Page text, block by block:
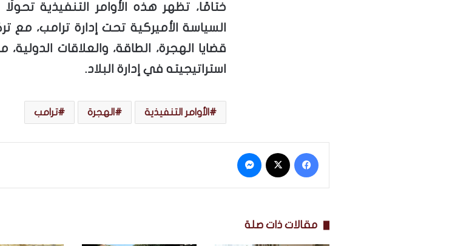
ختامًا، تظهر هذه الأوامر التنفيذية
السياسة الأميركية تحت إدارة ترامب، مع
قضايا الهجرة، الطاقة، والعلاقات
استراتيجيته في إدارة البلاد.
الأوامر التنفيذية الهجرة ترامب
فيسبوك
مقالات ذات صلة